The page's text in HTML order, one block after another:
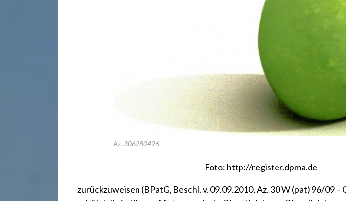
Az. 306280426
Foto: http://register.dpma.de
zurückzuweisen (BPatG, Beschl. v. 09.09.2010, Az. 30 W (pat) 96/09 –